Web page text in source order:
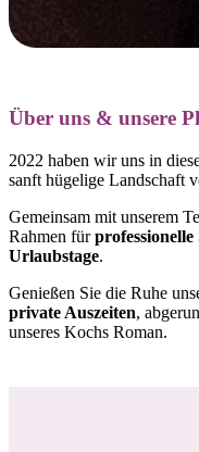
Über uns & unsere
2022 haben wir uns in
sanft hügelige Landschaft
Gemeinsam mit unserem
Rahmen für
Urlaubstage.
Genießen Sie die Ruhe
private Auszeiten,
unseres Kochs Roman.